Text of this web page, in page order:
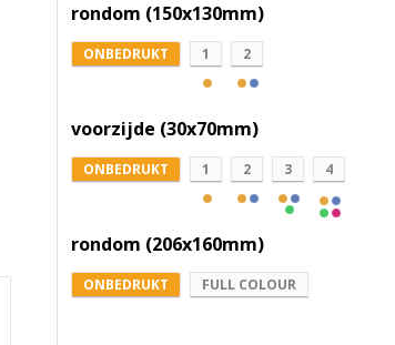
rondom (150x130mm)
ONBEDRUKT 1 2
voorzijde (30x70mm)
ONBEDRUKT 1 2 3 4
rondom (206x160mm)
ONBEDRUKT FULL COLOUR